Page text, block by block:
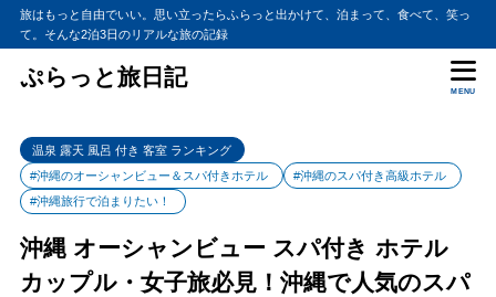
旅はもっと自由でいい。思い立ったらふらっと出かけて、泊まって、食べて、笑っ
て。そんな2泊3日のリアルな旅の記録
ぷらっと旅日記
MENU
温泉 露天 風呂 付き 客室 ランキング
#沖縄のオーシャンビュー＆スパ付きホテル
#沖縄のスパ付き高級ホテル
#沖縄旅行で泊まりたい！
沖縄 オーシャンビュー スパ付き ホテル
カップル・女子旅必見！沖縄で人気のスパ